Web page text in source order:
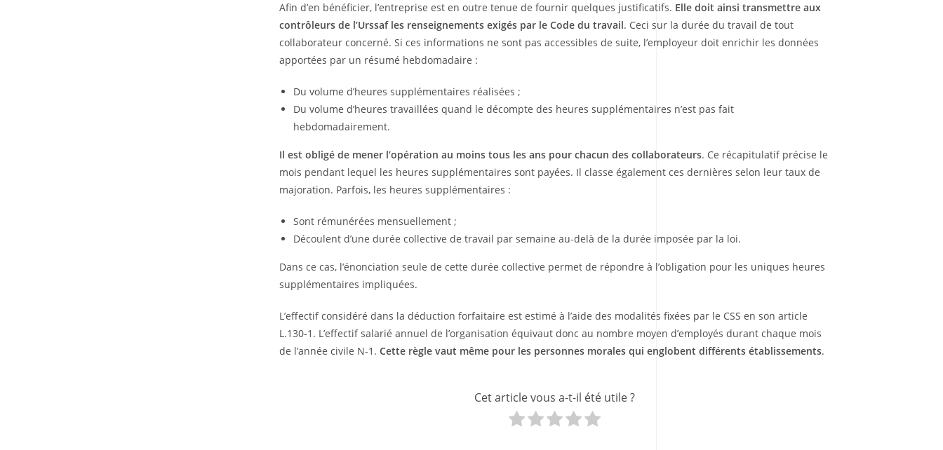
Afin d’en bénéficier, l’entreprise est en outre tenue de fournir quelques justificatifs. Elle doit ainsi transmettre aux
contrôleurs de l’Urssaf les renseignements exigés par le Code du travail. Ceci sur la durée du travail de tout
collaborateur concerné. Si ces informations ne sont pas accessibles de suite, l’employeur doit enrichir les données
apportées par un résumé hebdomadaire :
Du volume d’heures supplémentaires réalisées ;
Du volume d’heures travaillées quand le décompte des heures supplémentaires n’est pas fait
hebdomadairement.
Il est obligé de mener l’opération au moins tous les ans pour chacun des collaborateurs. Ce récapitulatif précise le
mois pendant lequel les heures supplémentaires sont payées. Il classe également ces dernières selon leur taux de
majoration. Parfois, les heures supplémentaires :
Sont rémunérées mensuellement ;
Découlent d’une durée collective de travail par semaine au-delà de la durée imposée par la loi.
Dans ce cas, l’énonciation seule de cette durée collective permet de répondre à l’obligation pour les uniques heures
supplémentaires impliquées.
L’effectif considéré dans la déduction forfaitaire est estimé à l’aide des modalités fixées par le CSS en son article
L.130-1. L’effectif salarié annuel de l’organisation équivaut donc au nombre moyen d’employés durant chaque mois
de l’année civile N-1.Cette règle vaut même pour les personnes morales qui englobent différents établissements.
Cet article vous a-t-il été utile ?